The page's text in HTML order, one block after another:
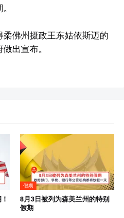
佛州摄政王东姑依斯迈的
出宣布。
假期
8月3日被列为森美兰州的特别
假期